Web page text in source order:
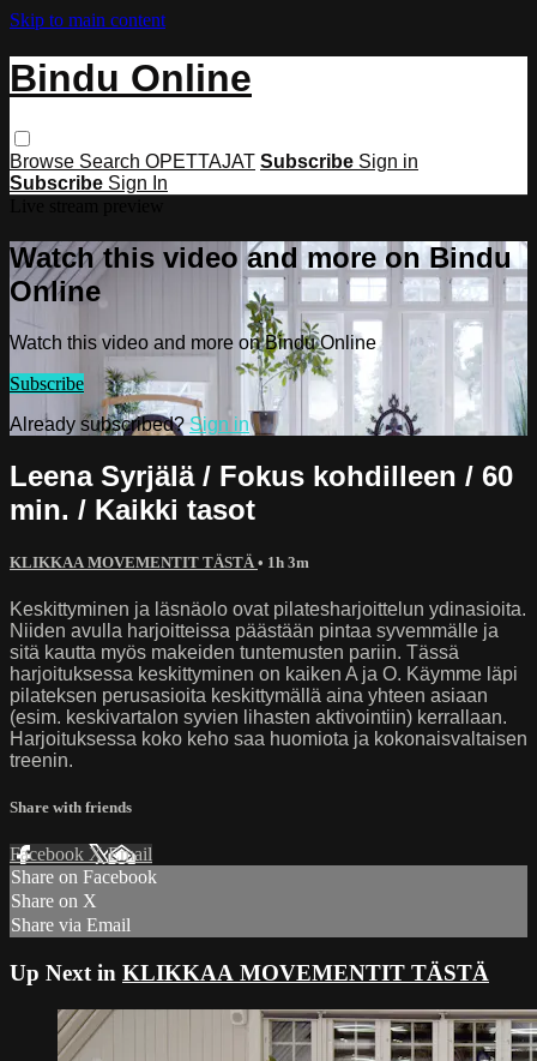
Skip to main content
Bindu Online
Browse Search OPETTAJAT Subscribe Sign in
Subscribe Sign In
Watch this video and more on Bindu
Online
Watch this video and more on Bindu Online
Subscribe
Already subscribed?Sign in
Leena Syrjälä / Fokus kohdilleen / 60
min. / Kaikki tasot
KLIKKAA MOVEMENTIT TÄSTÄ • 1h 3m
Keskittyminen ja läsnäolo ovat pilatesharjoittelun ydinasioita.
Niiden avulla harjoitteissa päästään pintaa syvemmälle ja
sitä kautta myös makeiden tuntemusten pariin. Tässä
harjoituksessa keskittyminen on kaiken A ja O. Käymme läpi
pilateksen perusasioita keskittymällä aina yhteen asiaan
(esim. keskivartalon syvien lihasten aktivointiin) kerrallaan.
Harjoituksessa koko keho saa huomiota ja kokonaisvaltaisen
treenin.
Share with friends
Facebook XEmail
Share on Facebook
Share on X
Share via Email
Up Next in KLIKKAA MOVEMENTIT TÄSTÄ